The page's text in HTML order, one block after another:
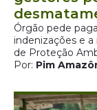
Órgão pede
indenizações e
de Proteção
Por: Pim